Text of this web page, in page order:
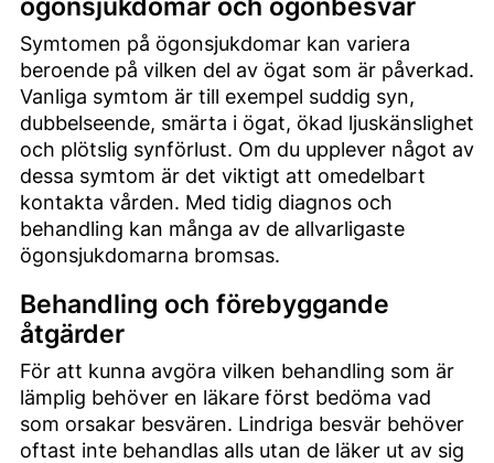
Symtomen på ögonsjukdomar kan variera
beroende på vilken del av ögat som är påverkad.
Vanliga symtom är till exempel suddig syn,
dubbelseende, smärta i ögat, ökad ljuskänslighet
och plötslig synförlust. Om du upplever något av
dessa symtom är det viktigt att omedelbart
kontakta vården. Med tidig diagnos och
behandling kan många av de allvarligaste
ögonsjukdomarna bromsas.
Behandling och förebyggande
åtgärder
För att kunna avgöra vilken behandling som är
lämplig behöver en läkare först bedöma vad
som orsakar besvären. Lindriga besvär behöver
oftast inte behandlas alls utan de läker ut av sig